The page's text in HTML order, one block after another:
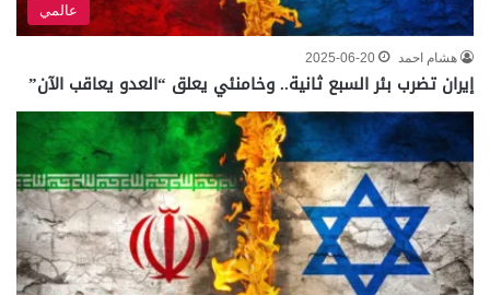
عالمي
هشام احمد 2025-06-20
إيران تضرب بئر السبع ثانية.. وخامنئي يعلق “العدو يعاقب الآن”